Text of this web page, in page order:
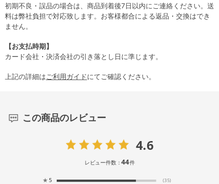
初期不良・誤品の場合は、商品到着後7日以内にご連絡ください。送
料は弊社負担で対応致します。お客様都合による返品・交換はでき
ません。
【お支払時期】
カード会社・決済会社の引き落とし日に準じます。
上記の詳細はご利用ガイドにてご確認ください。
この商品のレビュー
4.6
レビュー件数：44件
★ 5 (35)